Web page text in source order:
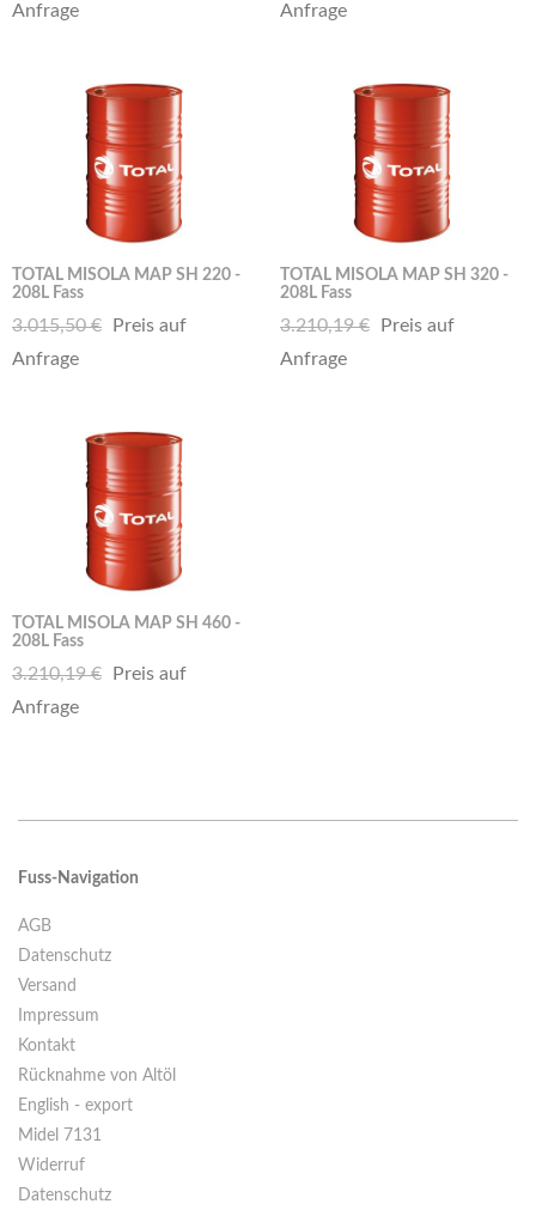
Anfrage
Anfrage
TOTAL MISOLA MAP SH 220 -
208L Fass
3.015,50 €
Preis auf
Anfrage
TOTAL MISOLA MAP SH 320 -
208L Fass
3.210,19 €
Preis auf
Anfrage
TOTAL MISOLA MAP SH 460 -
208L Fass
3.210,19 €
Preis auf
Anfrage
Fuss-Navigation
AGB
Datenschutz
Versand
Impressum
Kontakt
Rücknahme von Altöl
English - export
Midel 7131
Widerruf
Datenschutz